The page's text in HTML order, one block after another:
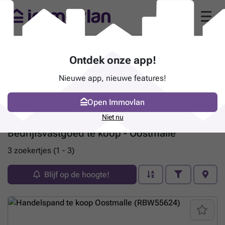
Bedrijfsvastgoed te koop - Oostmalle
3 zoekertjes (1 - 3)
Blijf op de hoogte!
Ontdek onze app!
Nieuwe app, nieuwe features!
Open Immovlan
Niet nu